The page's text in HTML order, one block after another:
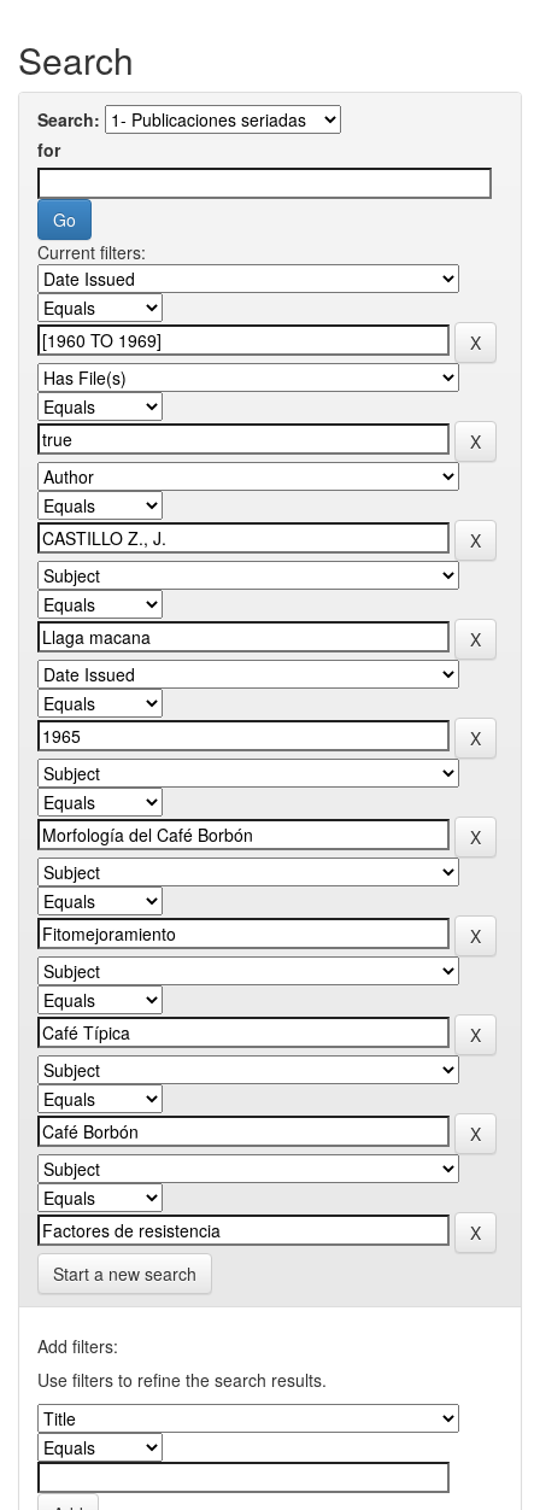
Search
Search:
for
Current filters:
Start a new search
Add filters:
Use filters to refine the search results.